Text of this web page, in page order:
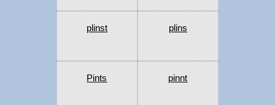
plinst plins
Pints pinnt